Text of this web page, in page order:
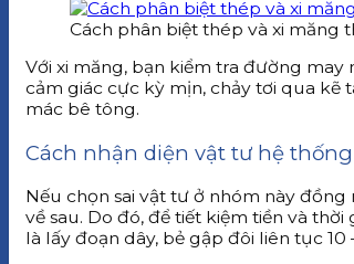
Cách phân biệt thép và xi măng
Với xi măng, bạn kiểm tra đường
cảm giác cực kỳ mịn, chảy tơi qua kẽ
mác bê tông.
Cách nhận diện vật tư hệ
Nếu chọn sai vật tư ở nhóm này
về sau. Do đó, để tiết kiệm tiền và
là lấy đoạn dây, bẻ gập đôi liên tục